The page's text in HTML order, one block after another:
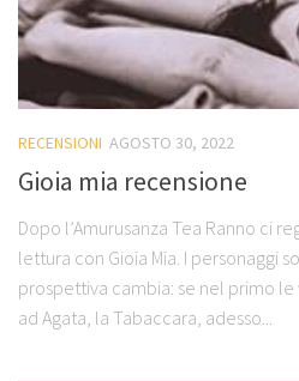
RECENSIONI AGOSTO 30, 2022
Gioia mia recensione
Dopo l’Amurusanza Tea Ranno ci
lettura con Gioia Mia. I personaggi
prospettiva cambia: se nel primo
ad Agata, la Tabaccara, adesso...